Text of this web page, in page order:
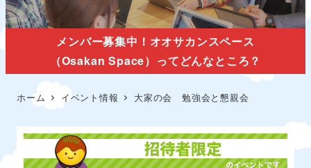
メンバー募集中！オオサカンスペース
（Osakan Space）ってどんなところ？
ホーム イベント情報 大家の会 勉強会と懇親会